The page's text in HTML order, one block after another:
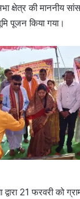
क्षेत्र की माननीय
पूजन किया गया।
द्वारा 21 फरवरी को